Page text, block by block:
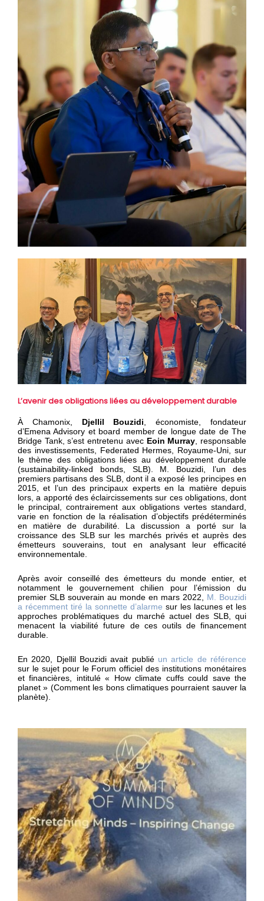
L’avenir des obligations liées au développement durable
À Chamonix, Djellil Bouzidi , économiste, fondateur
d’Emena Advisory et board member de longue date de The
Bridge Tank, s’est entretenu avec Eoin Murray , responsable
des investissements, Federated Hermes, Royaume-Uni, sur
le thème des obligations liées au développement durable
(sustainability-linked bonds, SLB). M. Bouzidi, l’un des
premiers partisans des SLB, dont il a exposé les principes en
2015, et l’un des principaux experts en la matière depuis
lors, a apporté des éclaircissements sur ces obligations, dont
le principal, contrairement aux obligations vertes standard,
varie en fonction de la réalisation d’objectifs prédéterminés
en matière de durabilité. La discussion a porté sur la
croissance des SLB sur les marchés privés et auprès des
émetteurs souverains, tout en analysant leur efficacité
environnementale.
Après avoir conseillé des émetteurs du monde entier, et
notamment le gouvernement chilien pour l’émission du
premier SLB souverain au monde en mars 2022, M. Bouzidi
a récemment tiré la sonnette d’alarme sur les lacunes et les
approches problématiques du marché actuel des SLB, qui
menacent la viabilité future de ces outils de financement
durable.
En 2020, Djellil Bouzidi avait publié un article de référence
sur le sujet pour le Forum officiel des institutions monétaires
et financières, intitulé « How climate cuffs could save the
planet » (Comment les bons climatiques pourraient sauver la
planète).